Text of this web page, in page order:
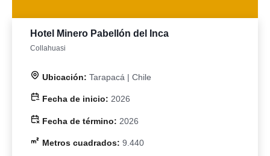
Hotel Minero Pabellón del Inca
Collahuasi
Ubicación: Tarapacá | Chile
Fecha de inicio: 2026
Fecha de término: 2026
Metros cuadrados: 9.440